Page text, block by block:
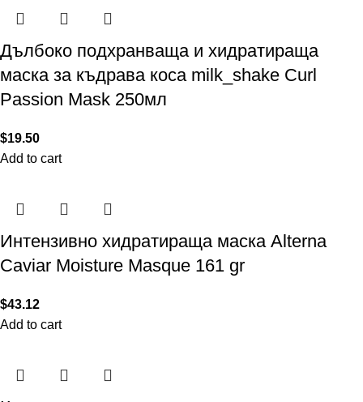
Дълбоко подхранваща и хидратираща
маска за къдрава коса milk_shake Curl
Passion Mask 250мл
$19.50
Add to cart
Интензивно хидратираща маска Alterna
Caviar Moisture Masque 161 gr
$43.12
Add to cart